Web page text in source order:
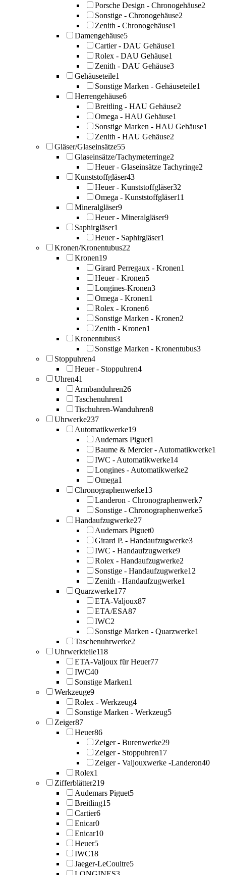
Porsche Design - Chronogehäuse2
Sonstige - Chronogehäuse2
Zenith - Chronogehäuse1
Damengehäuse5
Cartier - DAU Gehäuse1
Rolex - DAU Gehäuse1
Zenith - DAU Gehäuse3
Gehäuseteile1
Sonstige Marken - Gehäuseteile1
Herrengehäuse6
Breitling - HAU Gehäuse2
Omega - HAU Gehäuse1
Sonstige Marken - HAU Gehäuse1
Zenith - HAU Gehäuse2
Gläser/Glaseinsätze55
Glaseinsätze/Tachymeterringe2
Heuer - Glaseinsätze Tachyringe2
Kunststoffgläser43
Heuer - Kunststoffgläser32
Omega - Kunststoffgläser11
Mineralgläser9
Heuer - Mineralgläser9
Saphirgläser1
Heuer - Saphirgläser1
Kronen/Kronentubus22
Kronen19
Girard Perregaux - Kronen1
Heuer - Kronen5
Longines-Kronen3
Omega - Kronen1
Rolex - Kronen6
Sonstige Marken - Kronen2
Zenith - Kronen1
Kronentubus3
Sonstige Marken - Kronentubus3
Stoppuhren4
Heuer - Stoppuhren4
Uhren41
Armbanduhren26
Taschenuhren1
Tischuhren-Wanduhren8
Uhrwerke237
Automatikwerke19
Audemars Piguet1
Baume & Mercier - Automatikwerke1
IWC - Automatikwerke14
Longines - Automatikwerke2
Omega1
Chronographenwerke13
Landeron - Chronographenwerk7
Sonstige - Chronographenwerke5
Handaufzugwerke27
Audemars Piguet0
Girard P. - Handaufzugwerke3
IWC - Handaufzugwerke9
Rolex - Handaufzugwerke2
Sonstige - Handaufzugwerke12
Zenith - Handaufzugwerke1
Quarzwerke177
ETA-Valjoux87
ETA/ESA87
IWC2
Sonstige Marken - Quarzwerke1
Taschenuhrwerke2
Uhrwerkteile118
ETA-Valjoux für Heuer77
IWC40
Sonstige Marken1
Werkzeuge9
Rolex - Werkzeug4
Sonstige Marken - Werkzeug5
Zeiger87
Heuer86
Zeiger - Burenwerke29
Zeiger - Stoppuhren17
Zeiger - Valjouxwerke -Landeron40
Rolex1
Zifferblätter219
Audemars Piguet5
Breitling15
Cartier6
Enicar0
Enicar10
Heuer5
IWC18
Jaeger-LeCoultre5